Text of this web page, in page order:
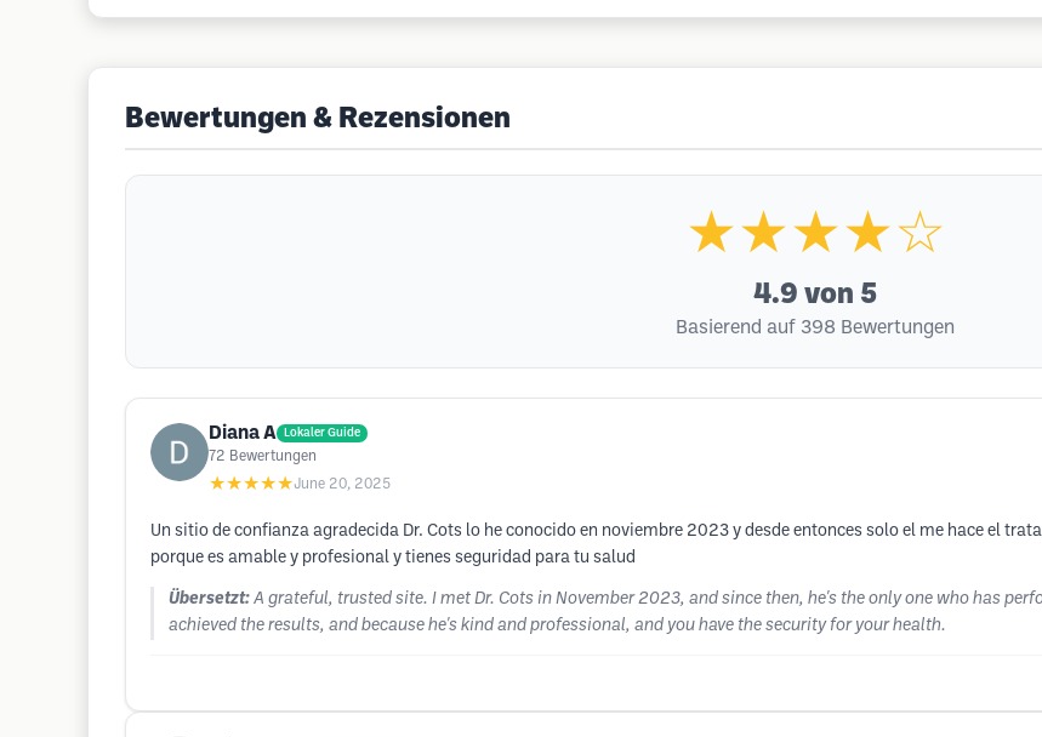
Bewertungen & Rezensionen
★★★★☆
4.9 von 5
Basierend auf 398 Bewertungen
Diana A Lokaler Guide
72 Bewertungen
★★★★★June 20, 2025
Un sitio de confianza agradecida Dr. Cots lo he conocido en noviembre 2023 y desde entonces solo el me hace el
porque es amable y profesional y tienes seguridad para tu salud
Übersetzt: A grateful, trusted site. I met Dr. Cots in November 2023, and since then, he's the only one who has
achieved the results, and because he's kind and professional, and you have the security for your health.